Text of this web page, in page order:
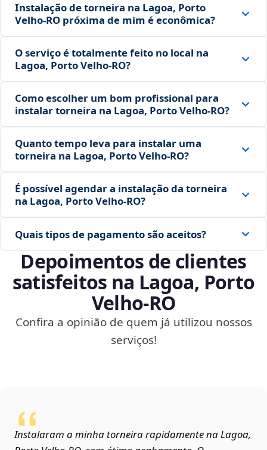
Instalação de torneira na Lagoa, Porto
Velho‑RO próxima de mim é econômica?
O serviço é totalmente feito no local na
Lagoa, Porto Velho‑RO?
Como escolher um bom profissional para
instalar torneira na Lagoa, Porto Velho‑RO?
Quanto tempo leva para instalar uma
torneira na Lagoa, Porto Velho‑RO?
É possível agendar a instalação da torneira
na Lagoa, Porto Velho‑RO?
Quais tipos de pagamento são aceitos?
Depoimentos de clientes
satisfeitos na Lagoa, Porto
Velho‑RO
Confira a opinião de quem já utilizou nossos
serviços!
Instalaram a minha torneira rapidamente na Lagoa,